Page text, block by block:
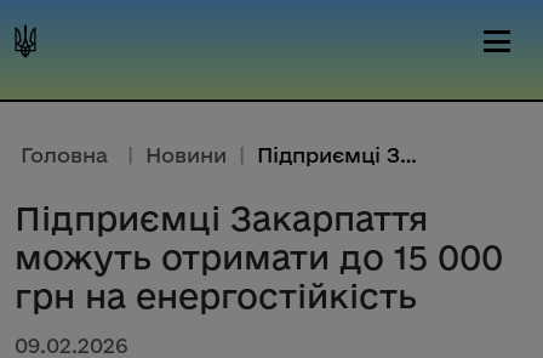
Головна | Новини | Підприємці Закарпаття можуть о...
Підприємці Закарпаття
можуть отримати до 15 000
грн на енергостійкість
09.02.2026